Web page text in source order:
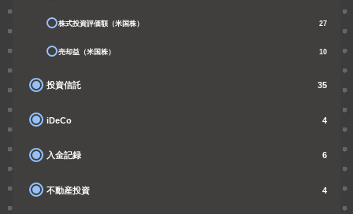
株式投資評価額（米国株） 27
売却益（米国株） 10
投資信託 35
iDeCo 4
入金記録 6
不動産投資 4